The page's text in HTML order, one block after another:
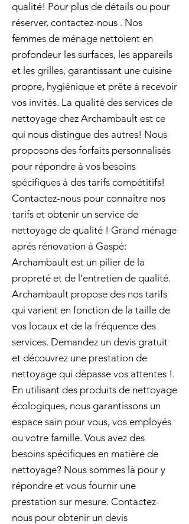
qualité! Pour plus de détails ou pour
réserver, contactez-nous . Nos
femmes de ménage nettoient en
profondeur les surfaces, les appareils
et les grilles, garantissant une cuisine
propre, hygiénique et prête à recevoir
vos invités. La qualité des services de
nettoyage chez Archambault est ce
qui nous distingue des autres! Nous
proposons des forfaits personnalisés
pour répondre à vos besoins
spécifiques à des tarifs compétitifs!
Contactez-nous pour connaître nos
tarifs et obtenir un service de
nettoyage de qualité ! Grand ménage
aprés rénovation à Gaspé:
Archambault est un pilier de la
propreté et de l'entretien de qualité.
Archambault propose des nos tarifs
qui varient en fonction de la taille de
vos locaux et de la fréquence des
services. Demandez un devis gratuit
et découvrez une prestation de
nettoyage qui dépasse vos attentes !.
En utilisant des produits de nettoyage
écologiques, nous garantissons un
espace sain pour vous, vos employés
ou votre famille. Vous avez des
besoins spécifiques en matière de
nettoyage? Nous sommes là pour y
répondre et vous fournir une
prestation sur mesure. Contactez-
nous pour obtenir un devis